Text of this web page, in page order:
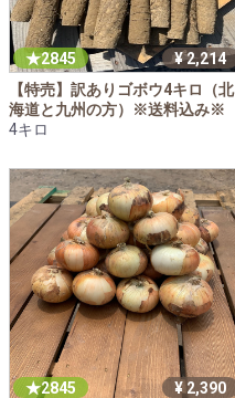
2845
¥ 2,214
【特売】訳ありゴボウ4キロ（北
海道と九州の方）※送料込み※
4キロ
2845
¥ 2,390